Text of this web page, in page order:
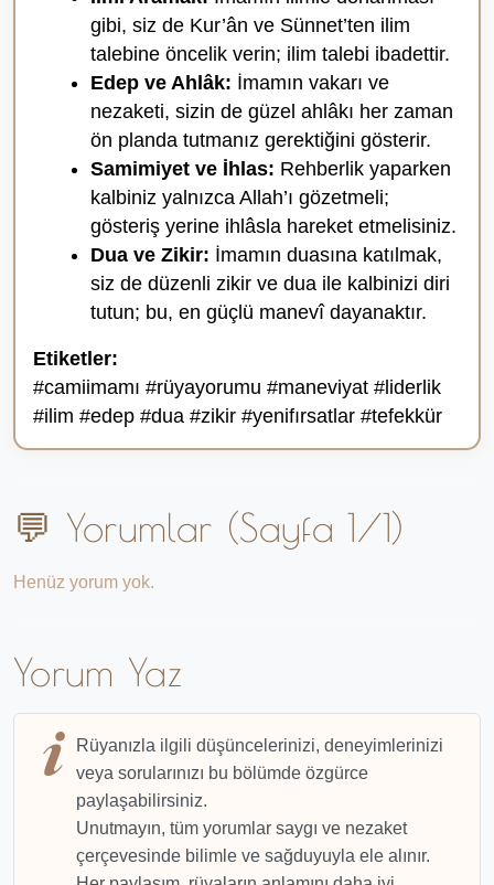
gibi, siz de Kur’ân ve Sünnet’ten ilim
talebine öncelik verin; ilim talebi ibadettir.
Edep ve Ahlâk: İmamın vakarı ve
nezaketi, sizin de güzel ahlâkı her zaman
ön planda tutmanız gerektiğini gösterir.
Samimiyet ve İhlas: Rehberlik yaparken
kalbiniz yalnızca Allah’ı gözetmeli;
gösteriş yerine ihlâsla hareket etmelisiniz.
Dua ve Zikir: İmamın duasına katılmak,
siz de düzenli zikir ve dua ile kalbinizi diri
tutun; bu, en güçlü manevî dayanaktır.
Etiketler:
#camiimamı #rüyayorumu #maneviyat #liderlik
#ilim #edep #dua #zikir #yenifırsatlar #tefekkür
💬 Yorumlar (Sayfa 1/1)
Henüz yorum yok.
Yorum Yaz
Rüyanızla ilgili düşüncelerinizi, deneyimlerinizi
veya sorularınızı bu bölümde özgürce
paylaşabilirsiniz.
Unutmayın, tüm yorumlar saygı ve nezaket
çerçevesinde bilimle ve sağduyuyla ele alınır.